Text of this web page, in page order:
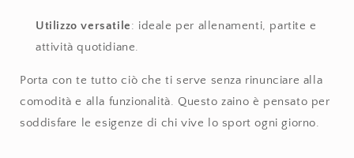
Utilizzo versatile: ideale per allenamenti, partite e
attività quotidiane.
Porta con te tutto ciò che ti serve senza rinunciare alla
comodità e alla funzionalità. Questo zaino è pensato per
soddisfare le esigenze di chi vive lo sport ogni giorno.